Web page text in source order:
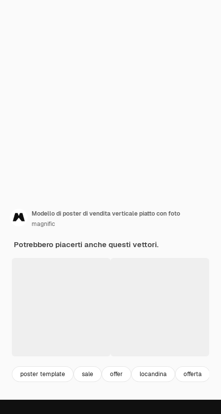
Modello di poster di vendita verticale piatto con foto
magnific
Potrebbero piacerti anche questi vettori.
poster template sale offer locandina offerta